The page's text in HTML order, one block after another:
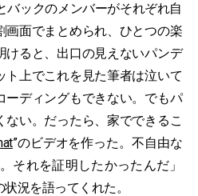
バックのメンバーがそれぞれ自
画面でまとめられ、ひとつの楽
ると、出口の見えないパンデ
ト上でこれを見た筆者は泣いて
ーディングもできない。でもパ
ない。だったら、家でできるこ
”のビデオを作った。不自由な
それを証明したかったんだ」
況を語ってくれた。